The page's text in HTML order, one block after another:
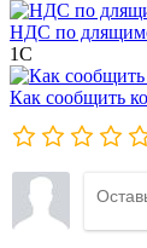
НДС по
1С
Как сообщить